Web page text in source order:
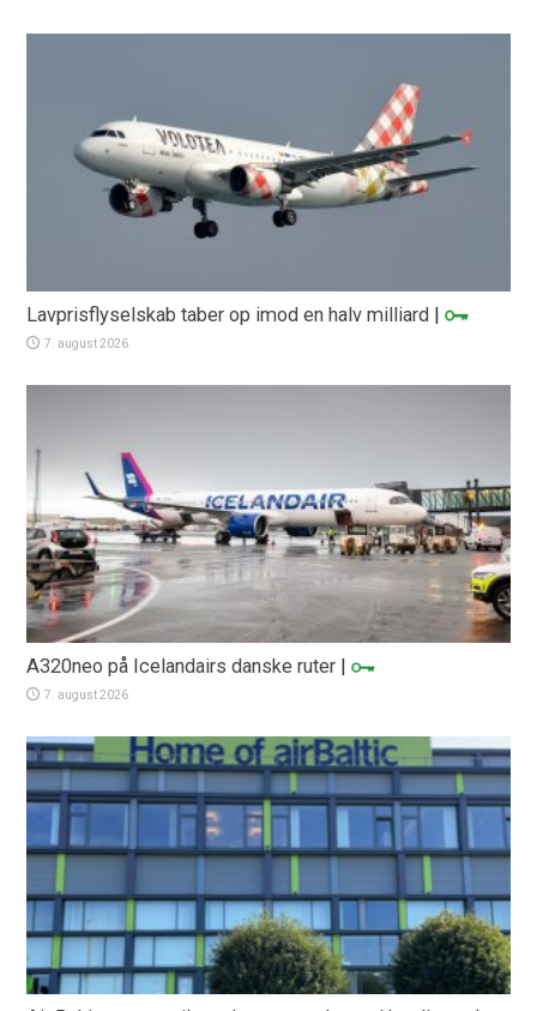
Lavprisflyselskab taber op imod en halv milliard |
7. august 2026
A320neo på Icelandairs danske ruter |
7. august 2026